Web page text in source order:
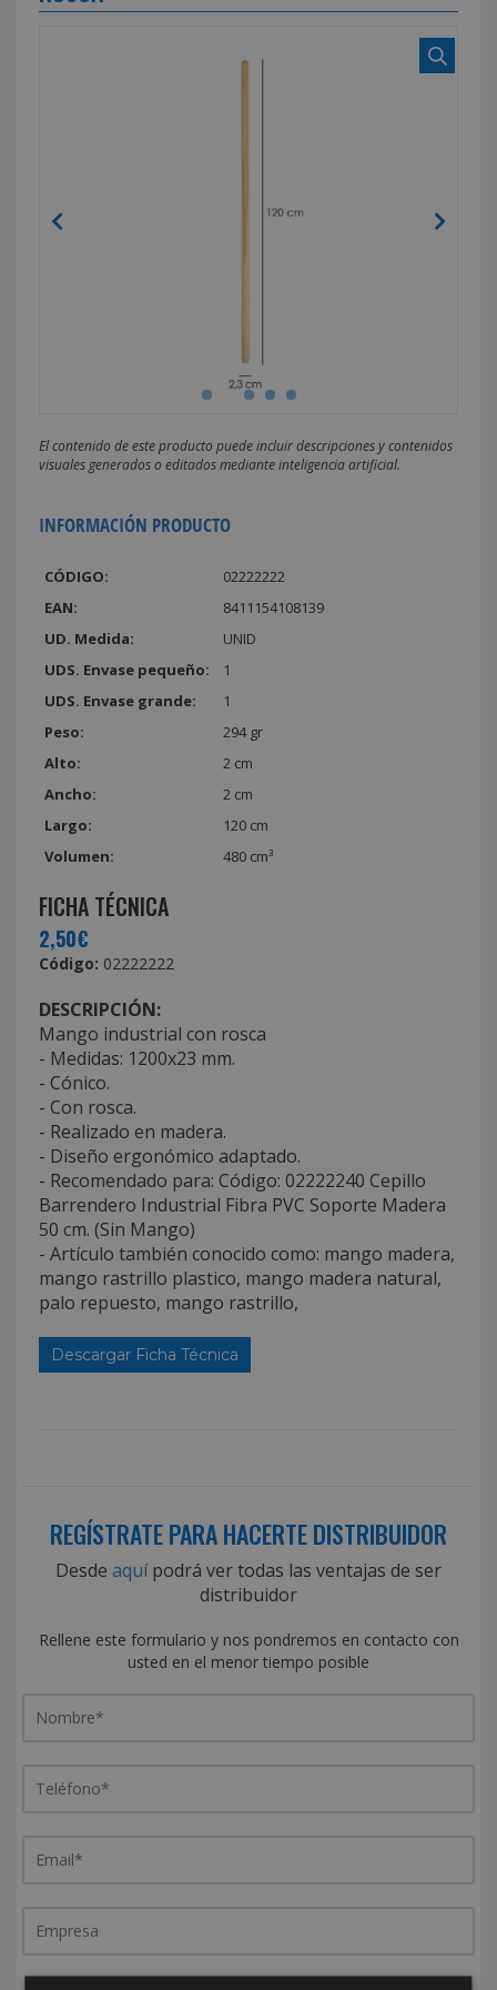
El contenido de este producto puede incluir descripciones y contenidos
visuales generados o editados mediante inteligencia artificial.
INFORMACIÓN PRODUCTO
CÓDIGO:
02222222
EAN:
8411154108139
UD. Medida:
UNID
UDS. Envase pequeño:
1
UDS. Envase grande:
1
Peso:
294 gr
Alto:
2 cm
Ancho:
2 cm
Largo:
120 cm
Volumen:
480 cm³
FICHA TÉCNICA
2,50€
Código: 02222222
DESCRIPCIÓN:
Mango industrial con rosca
- Medidas: 1200x23 mm.
- Cónico.
- Con rosca.
- Realizado en madera.
- Diseño ergonómico adaptado.
- Recomendado para: Código: 02222240 Cepillo
Barrendero Industrial Fibra PVC Soporte Madera
50 cm. (Sin Mango)
- Artículo también conocido como: mango madera,
mango rastrillo plastico, mango madera natural,
palo repuesto, mango rastrillo,
Descargar Ficha Técnica
REGÍSTRATE PARA HACERTE DISTRIBUIDOR
Desde aquípodrá ver todas las ventajas de ser
distribuidor
Rellene este formulario y nos pondremos en contacto con
usted en el menor tiempo posible